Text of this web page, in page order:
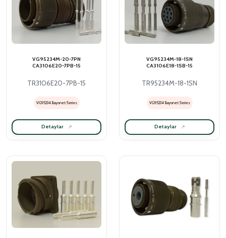
VG95234M-20-7PN
CA3106E20-7PB-15
TR3106E20-7PB-15
VG95234 Bayonet Series
Detaylar
VG95234M-18-1SN
CA3106E18-1SB-15
TR95234M-18-1SN
VG95234 Bayonet Series
Detaylar